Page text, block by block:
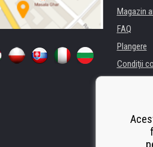
Magazin
FAQ
Plangere
Condiţii